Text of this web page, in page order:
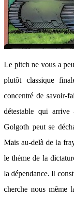
Le pitch ne vous a
plutôt classique
concentré de savoir-
détestable qui
Golgoth peut se
Mais au-delà de la
le thème de la
la dépendance. Il
cherche nous même